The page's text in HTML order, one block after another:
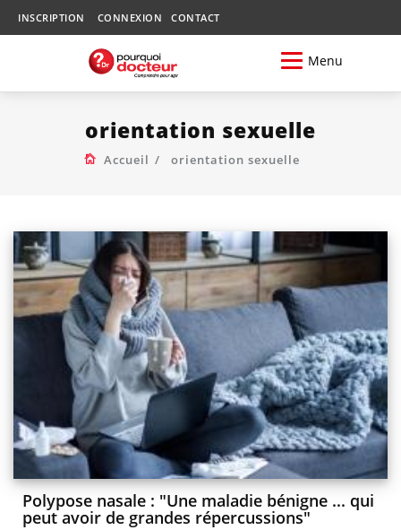
INSCRIPTION CONNEXION CONTACT
Menu
orientation sexuelle
Accueil orientation sexuelle
Polypose nasale : "Une maladie bénigne ... qui
peut avoir de grandes répercussions"